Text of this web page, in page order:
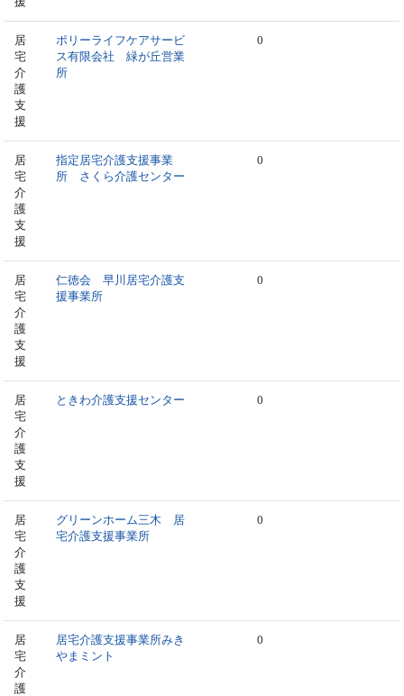
居
宅
介
護
支
援
ポリーライフケアサービ
ス有限会社 緑が丘営業
所
0
居
宅
介
護
支
援
指定居宅介護支援事業
所 さくら介護センター
0
居
宅
介
護
支
援
仁徳会 早川居宅介護支
援事業所
0
居
宅
介
護
支
援
ときわ介護支援センター 0
居
宅
介
護
支
援
グリーンホーム三木 居
宅介護支援事業所
0
居
宅
介
護
居宅介護支援事業所みき
やまミント
0